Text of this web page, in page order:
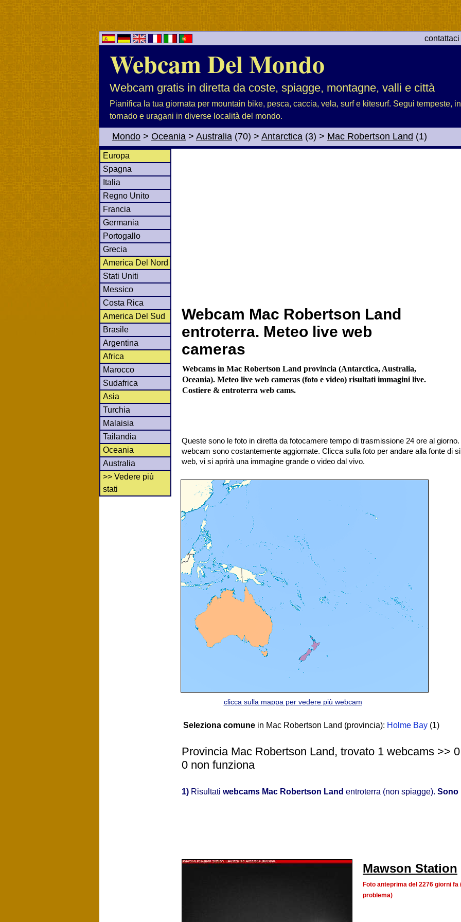
Webcam Del Mondo
Webcam gratis in diretta da coste, spiagge, montagne, valli e città
Pianifica la tua giornata per mountain bike, pesca, caccia, vela, surf e kitesurf. Segui tempeste,
tornado e uragani in diverse località del mondo.
Mondo > Oceania > Australia (70) > Antarctica (3) > Mac Robertson Land (1)
Europa
Spagna
Italia
Regno Unito
Francia
Germania
Portogallo
Grecia
America Del Nord
Stati Uniti
Messico
Costa Rica
America Del Sud
Brasile
Argentina
Africa
Marocco
Sudafrica
Asia
Turchia
Malaisia
Tailandia
Oceania
Australia
>> Vedere più
stati
Webcam Mac Robertson Land
entroterra. Meteo live web
cameras
Webcams in Mac Robertson Land provincia (Antarctica, Australia,
Oceania). Meteo live web cameras (foto e video) risultati immagini live.
Costiere & entroterra web cams.
Queste sono le foto in diretta da fotocamere tempo di trasmissione 24 ore al giorno.
webcam sono costantemente aggiornate. Clicca sulla foto per andare alla fonte di
web, vi si aprirà una immagine grande o video dal vivo.
clicca sulla mappa per vedere più webcam
Seleziona comune in Mac Robertson Land (provincia): Holme Bay (1)
Provincia Mac Robertson Land, trovato 1 webcams >>
0 non funziona
1) Risultati webcams Mac Robertson Land entroterra (non spiagge). Sono
Mawson Station
Foto anteprima del 2276 giorni
problema)